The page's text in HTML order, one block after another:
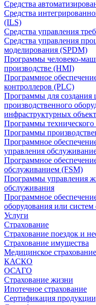
Средства
Средства
(ILS)
Средства управления
Средства управления
моделирования (SPDM)
Программы человеко-
производстве (HMI)
Программное
контроллеров (PLC)
Программы для
производственного
инфраструктурных
Программы
Программы
Программное
управления
Программное
обслуживанием (FSM)
Программы управления
обслуживания
Программное
оборудования или систем
Услуги
Страхование
Страхование поездок и
Страхование имущества
Медицинское страхование
КАСКО
ОСАГО
Страхование жизни
Ипотечное страхование
Сертификация